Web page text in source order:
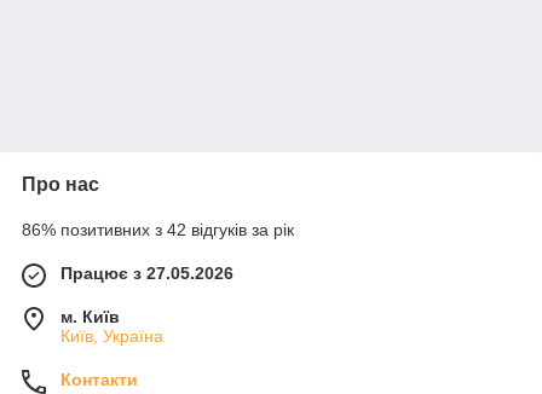
Про нас
86% позитивних з 42 відгуків за рік
Працює з 27.05.2026
м. Київ
Київ, Україна
Контакти